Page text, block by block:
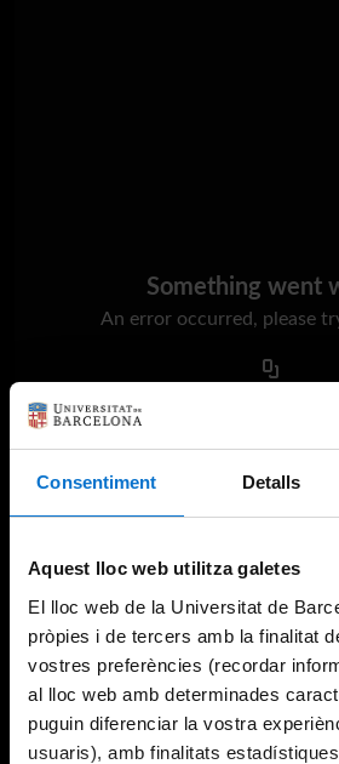
Consentiment Detalls
Aquest lloc web utilitza galetes
El lloc web de la Universitat de
pròpies i de tercers amb la finalitat
vostres preferències (recordar
al lloc web amb determinades
puguin diferenciar la vostra
usuaris), amb finalitats
Something went
An error occurred, please